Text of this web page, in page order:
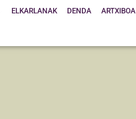
ELKARLANAK DENDA ARTXIBOA